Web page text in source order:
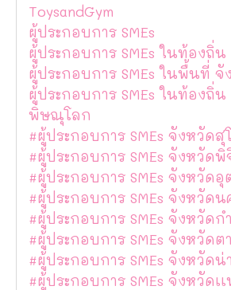
ToysandGym
ผู้ประกอบการ SMEs
ผู้ประกอบการ SMEs ในท้องถิ่น
ผู้ประกอบการ SMEs ในพื้นที่
ผู้ประกอบการ SMEs ในท้องถิ่
พิษณุโลก
#ผู้ประกอบการ SMEs จังหวัดสุ
#ผู้ประกอบการ SMEs จังหวัด
#ผู้ประกอบการ SMEs จังหวัด
#ผู้ประกอบการ SMEs จังหวัดน
#ผู้ประกอบการ SMEs จังหวัดก
#ผู้ประกอบการ SMEs จังหวัดต
#ผู้ประกอบการ SMEs จังหวัดน่
#ผู้ประกอบการ SMEs จังหวัดเ